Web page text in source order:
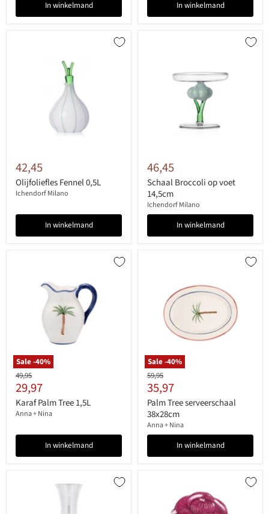
In winkelmand In winkelmand
42,45
Olijfoliefles Fennel 0,5L
Ichendorf Milano
In winkelmand
46,45
Schaal Broccoli op voet
14,5cm
Ichendorf Milano
In winkelmand
Sale -40%
Originele
prijs
49,95
Huidige
prijs
29,97
Karaf Palm Tree 1,5L
Anna + Nina
In winkelmand
Sale -40%
Originele
prijs
59,95
Huidige
prijs
35,97
Palm Tree serveerschaal
38x28cm
Anna + Nina
In winkelmand